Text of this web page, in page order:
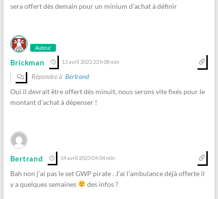
sera offert dès demain pour un minium d’achat à définir
Auteur
Brickman 13 avril 2023 23 h 08 min
Répondre à Bertrand
Oui il devrait être offert dès minuit, nous serons vite fixés pour le
montant d’achat à dépenser !
Bertrand 14 avril 2023 0 h 04 min
Bah non j’ai pas le set GWP pirate . J’ai l’ambulance déjà offerte il
y a quelques semaines
des infos ?